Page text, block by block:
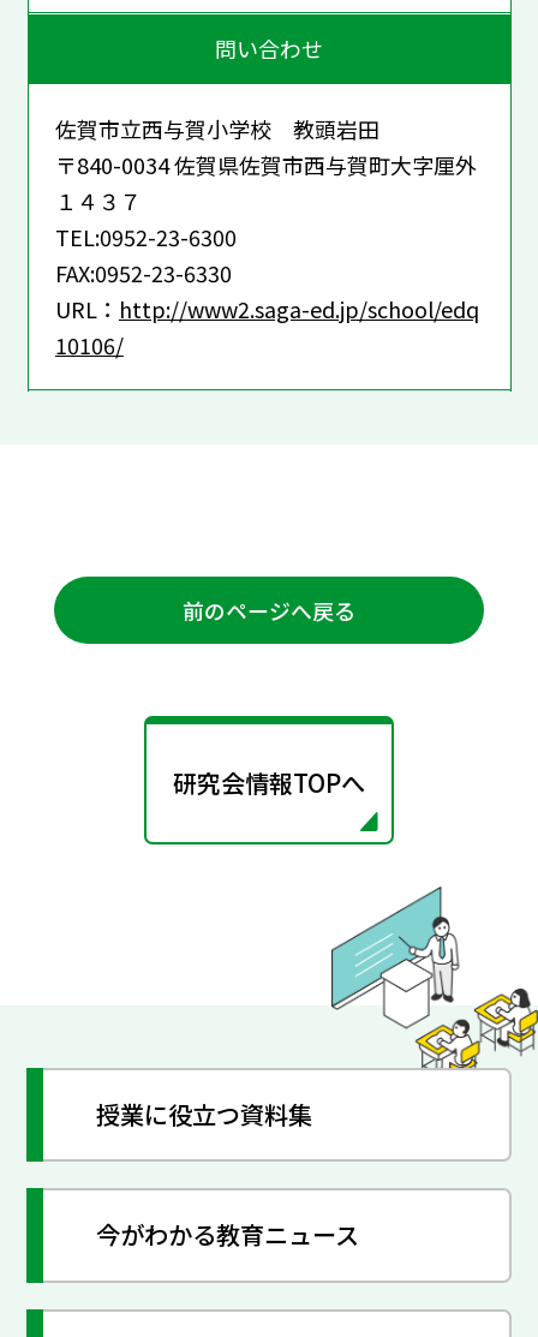
問い合わせ
佐賀市立西与賀小学校 教頭岩田
〒840-0034 佐賀県佐賀市西与賀町大字厘外
１４３７
TEL:0952-23-6300
FAX:0952-23-6330
URL： http://www2.saga-ed.jp/school/edq
10106/
前のページへ戻る
研究会情報TOPへ
授業に役立つ資料集
今がわかる教育ニュース